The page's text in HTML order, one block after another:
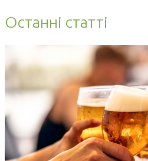
Останні статті